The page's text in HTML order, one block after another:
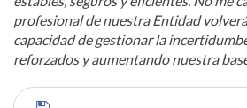
profesional de nuestra Entidad
capacidad de gestionar la
reforzados y aumentando nuestra